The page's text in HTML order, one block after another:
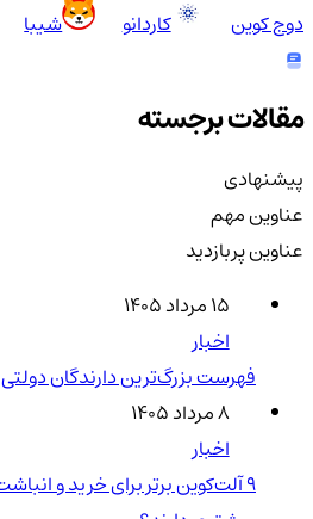
دوج کوین
کاردانو شیبا
مقالات برجسته
پیشنهادی
عناوین مهم
عناوین پربازدید
۱۵ مرداد ۱۴۰۵
اخبار
فهرست بزرگ‌ترین دارندگان دولتی
۸ مرداد ۱۴۰۵
اخبار
۹ آلت‌کوین برتر برای خرید و